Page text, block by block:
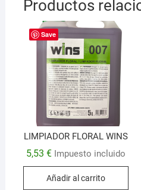
Productos
Save
LIMPIADOR FLORAL WINS
5,53€ Impuesto incluido
Añadir al carrito